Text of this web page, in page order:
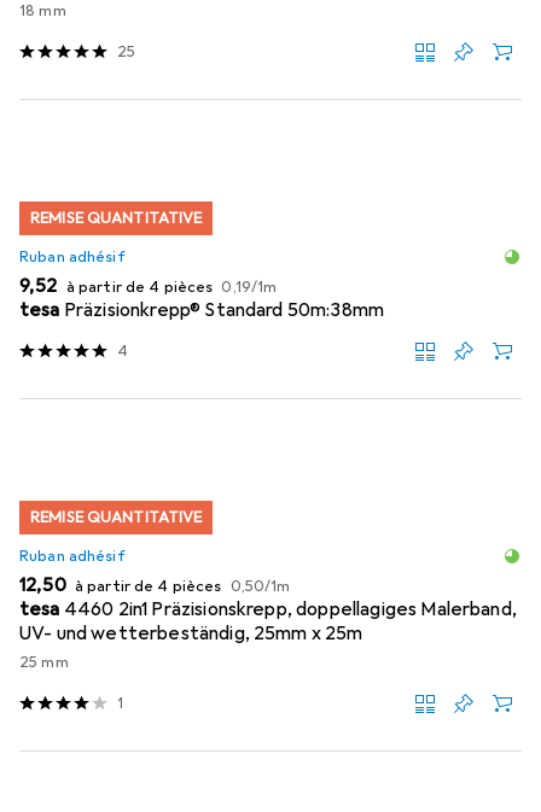
18 mm
25
REMISE QUANTITATIVE
Ruban adhésif
EUR
9,52 à partir de 4 pièces EUR
0,19/1m
tesa Präzisionkrepp® Standard 50m:38mm
4
REMISE QUANTITATIVE
Ruban adhésif
EUR
12,50 à partir de 4 pièces EUR
0,50/1m
tesa 4460 2in1 Präzisionskrepp, doppellagiges Malerband,
UV- und wetterbeständig, 25mm x 25m
25 mm
1